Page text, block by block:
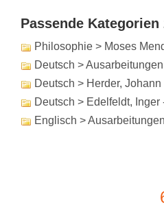
Passende
Philosophie > Moses
Deutsch >
Deutsch > Herder, Johann
Deutsch > Edelfeldt, Inger
Englisch >